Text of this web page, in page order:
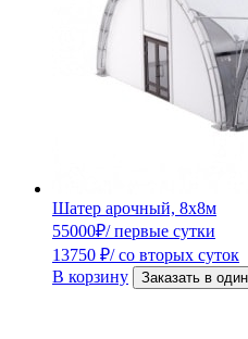
Шатер арочный, 8х8м
55000₽/ первые сутки
13750 ₽/ со вторых суток
В корзину
Заказать в